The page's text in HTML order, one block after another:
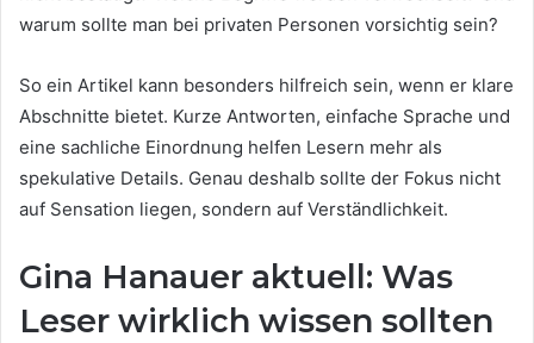
warum sollte man bei privaten Personen vorsichtig sein?
So ein Artikel kann besonders hilfreich sein, wenn er klare
Abschnitte bietet. Kurze Antworten, einfache Sprache und
eine sachliche Einordnung helfen Lesern mehr als
spekulative Details. Genau deshalb sollte der Fokus nicht
auf Sensation liegen, sondern auf Verständlichkeit.
Gina Hanauer aktuell: Was
Leser wirklich wissen sollten